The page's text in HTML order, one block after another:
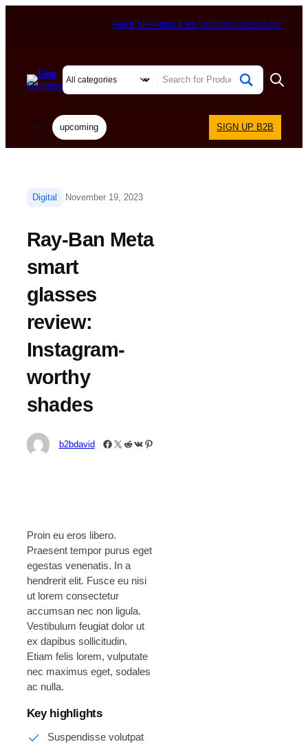
FREE SHIPPING & RETURNSMY ACCOUNT
upcoming SIGN UP B2B
Digital November 19, 2023
Ray-Ban Meta
smart
glasses
review:
Instagram-
worthy
shades
b2bdavid Facebook X Reddit VK Pinterest
Proin eu eros libero.
Praesent tempor purus eget
egestas venenatis. In a
hendrerit elit. Fusce eu nisi
ut lorem consectetur
accumsan nec non ligula.
Vestibulum feugiat dolor ut
ex dapibus sollicitudin.
Etiam felis lorem, vulputate
nec maximus eget, sodales
ac nulla.
Key highlights
Suspendisse volutpat